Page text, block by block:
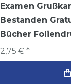
Examen
Bestanden
Bücher
2,75 € *